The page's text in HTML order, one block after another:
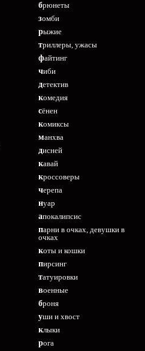
брюнеты
зомби
рыжие
триллеры, ужасы
файтинг
чиби
детектив
комедия
сёнен
комиксы
манхва
дисней
кавай
кроссоверы
черепа
нуар
апокалипсис
парни в очках, девушки в
очках
коты и кошки
пирсинг
татуировки
военные
броня
уши и хвост
клыки
рога